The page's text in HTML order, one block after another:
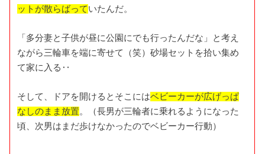
ットが散らばっていたんだ。
「多分妻と子供が昼に公園にでも行ったんだな」と考え
ながら三輪車を端に寄せて（笑）砂場セットを拾い集め
て家に入る‥
そして、ドアを開けるとそこにはベビーカーが広げっぱ
なしのまま放置。（長男が三輪者に乗れるようになった
頃、次男はまだ歩けなかったのでベビーカー行動）